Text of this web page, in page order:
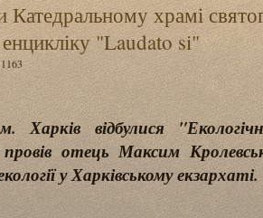
Катедральному храмі
"Laudato si"
відбулися
отець Максим
у Харківському екзархаті.